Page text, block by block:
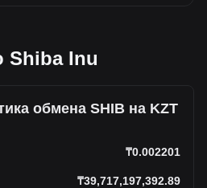
Inu
обмена SHIB на KZT
₸0.002201
₸39,717,197,392.89